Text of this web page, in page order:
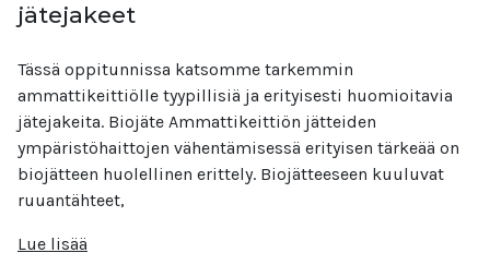
jätejakeet
Tässä oppitunnissa katsomme tarkemmin
ammattikeittiölle tyypillisiä ja erityisesti huomioitavia
jätejakeita. Biojäte Ammattikeittiön jätteiden
ympäristöhaittojen vähentämisessä erityisen tärkeää on
biojätteen huolellinen erittely. Biojätteeseen kuuluvat
ruuantähteet,
Lue lisää